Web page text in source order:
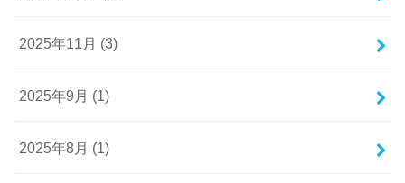
2025年11月 (3)
2025年9月 (1)
2025年8月 (1)